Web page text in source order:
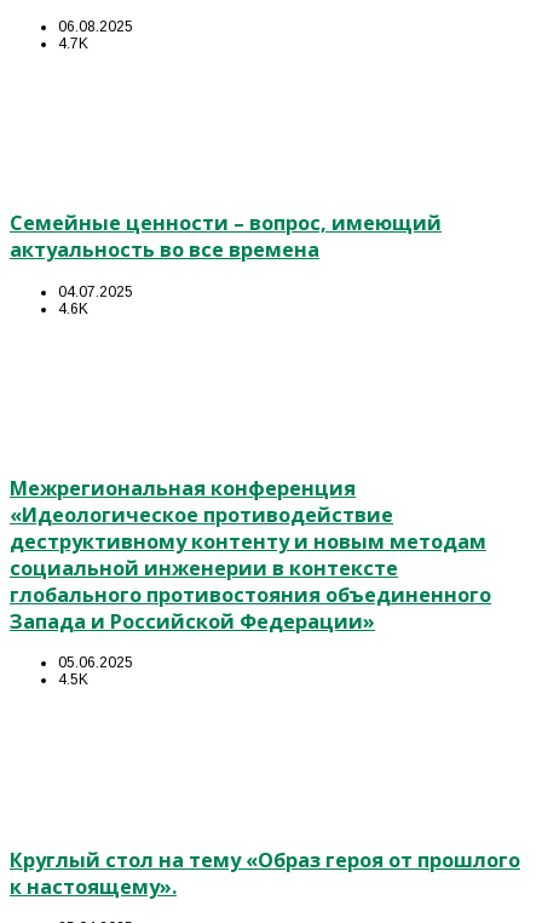
06.08.2025
4.7K
Семейные ценности – вопрос, имеющий
актуальность во все времена
04.07.2025
4.6K
Межрегиональная конференция
«Идеологическое противодействие
деструктивному контенту и новым методам
социальной инженерии в контексте
глобального противостояния объединенного
Запада и Российской Федерации»
05.06.2025
4.5K
Круглый стол на тему «Образ героя от прошлого
к настоящему».